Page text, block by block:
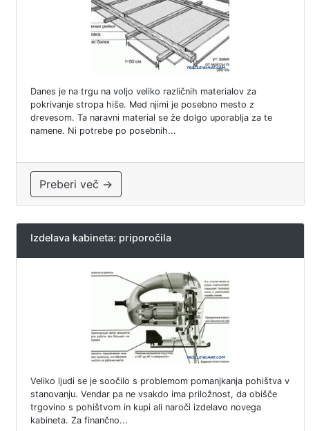
Danes je na trgu na voljo veliko različnih materialov za
pokrivanje stropa hiše. Med njimi je posebno mesto z
drevesom. Ta naravni material se že dolgo uporablja za te
namene. Ni potrebe po posebnih...
Preberi več →
Izdelava kabineta: priporočila
Veliko ljudi se je soočilo s problemom pomanjkanja pohištva v
stanovanju. Vendar pa ne vsakdo ima priložnost, da obišče
trgovino s pohištvom in kupi ali naroči izdelavo novega
kabineta. Za finančno...